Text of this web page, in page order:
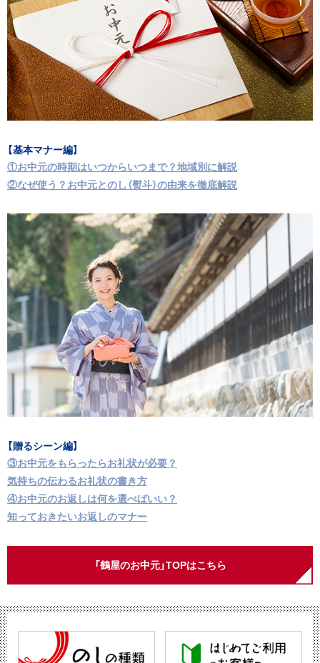
【基本マナー編】
①お中元の時期はいつからいつまで？地域別に解説
②なぜ使う？お中元とのし（熨斗）の由来を徹底解説
【贈るシーン編】
③お中元をもらったらお礼状が必要？
気持ちの伝わるお礼状の書き方
④お中元のお返しは何を選べばいい？
知っておきたいお返しのマナー
「鶴屋のお中元」TOPはこちら